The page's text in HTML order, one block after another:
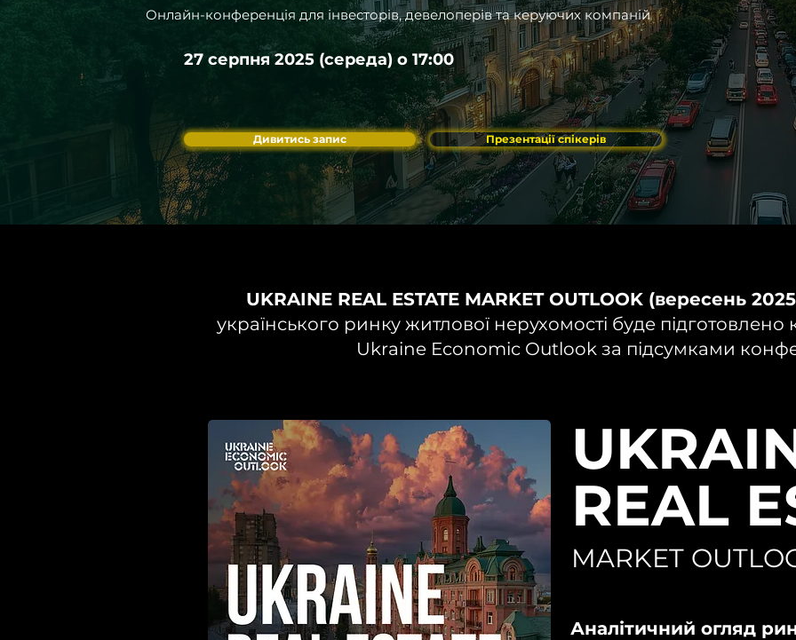
Онлайн-конференція для інвесторів, девелоперів та керуючих компаній
27 серпня 2025 (середа) о 17:00
Дивитись запис Презентації спікерів
UKRAINE REAL ESTATE MARKET OUTLOOK (вересень
українського ринку житлової нерухомості буде
Ukraine Economic Outlook за підсумками
REAL
MARKET
Аналітичний огляд